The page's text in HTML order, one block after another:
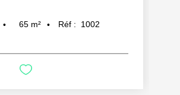
65 m² Réf : 1002